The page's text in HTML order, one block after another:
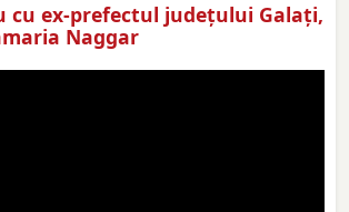
cu ex-prefectul judeţului Galaţi,
Naggar